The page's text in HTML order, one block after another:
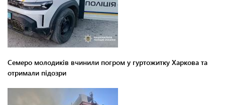
Семеро молодиків вчинили погром у гуртожитку Харкова та
отримали підозри